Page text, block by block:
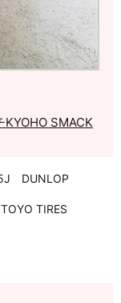
KYOHO SMACK
DUNLOP
TIRES